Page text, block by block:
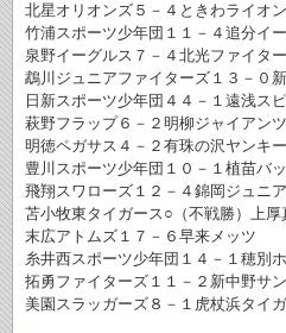
北星オリオンズ５－４ときわライオ
竹浦スポーツ少年団１１－４追分イ
泉野イーグルス７－４北光ファイタ
鵡川ジュニアファイターズ１３－０
日新スポーツ少年団４４－１遠浅ス
萩野フラップ６－２明柳ジャイアンツ
明徳ペガサス４－２有珠の沢ヤンキ
豊川スポーツ少年団１０－１植苗バ
飛翔スワローズ１２－４錦岡ジュニ
苫小牧東タイガース○ （不戦勝）上
末広アトムズ１７－６早来メッツ
糸井西スポーツ少年団１４－１穂別
拓勇ファイターズ１１－２新中野サ
美園スラッガーズ８－１虎杖浜タイ